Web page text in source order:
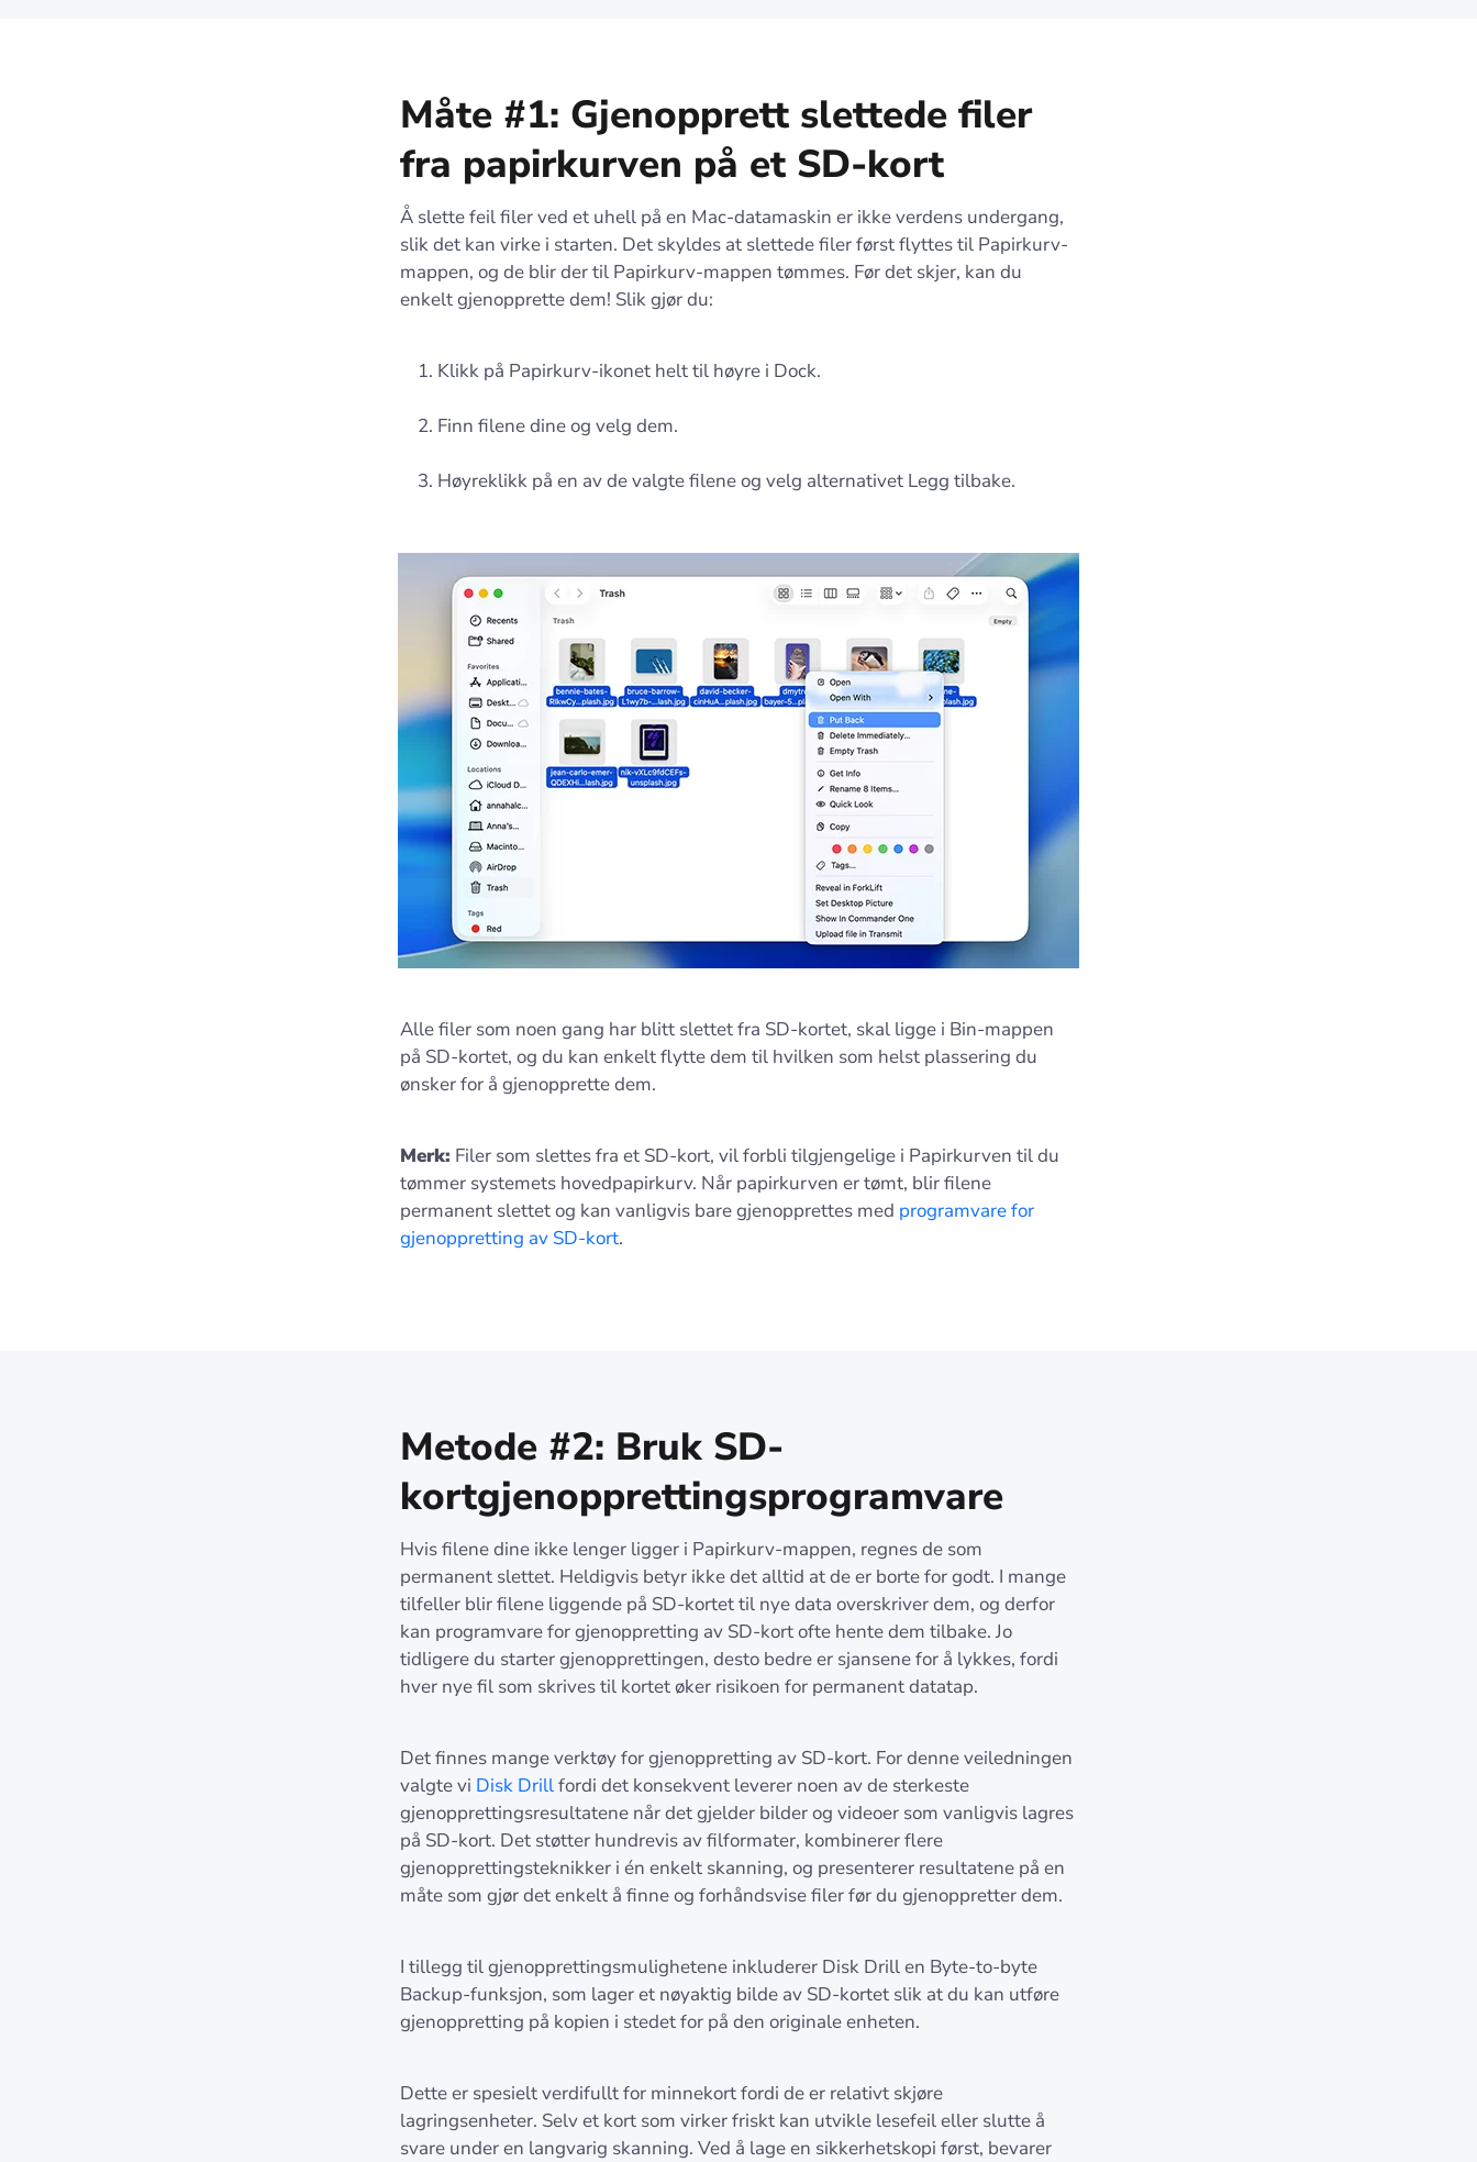
Måte #1: Gjenopprett slettede filer
fra papirkurven på et SD-kort
Å slette feil filer ved et uhell på en Mac-datamaskin er ikke verdens undergang,
slik det kan virke i starten. Det skyldes at slettede filer først flyttes til Papirkurv-
mappen, og de blir der til Papirkurv-mappen tømmes. Før det skjer, kan du
enkelt gjenopprette dem! Slik gjør du:
Klikk på Papirkurv-ikonet helt til høyre i Dock.
Finn filene dine og velg dem.
Høyreklikk på en av de valgte filene og velg alternativet Legg tilbake.
Alle filer som noen gang har blitt slettet fra SD-kortet, skal ligge i Bin-mappen
på SD-kortet, og du kan enkelt flytte dem til hvilken som helst plassering du
ønsker for å gjenopprette dem.
Merk: Filer som slettes fra et SD-kort, vil forbli tilgjengelige i Papirkurven til du
tømmer systemets hovedpapirkurv. Når papirkurven er tømt, blir filene
permanent slettet og kan vanligvis bare gjenopprettes med programvare for
gjenoppretting av SD-kort.
Metode #2: Bruk SD-
kortgjenopprettingsprogramvare
Hvis filene dine ikke lenger ligger i Papirkurv-mappen, regnes de som
permanent slettet. Heldigvis betyr ikke det alltid at de er borte for godt. I mange
tilfeller blir filene liggende på SD-kortet til nye data overskriver dem, og derfor
kan programvare for gjenoppretting av SD-kort ofte hente dem tilbake. Jo
tidligere du starter gjenopprettingen, desto bedre er sjansene for å lykkes, fordi
hver nye fil som skrives til kortet øker risikoen for permanent datatap.
Det finnes mange verktøy for gjenoppretting av SD-kort. For denne veiledningen
valgte vi Disk Drillfordi det konsekvent leverer noen av de sterkeste
gjenopprettingsresultatene når det gjelder bilder og videoer som vanligvis lagres
på SD-kort. Det støtter hundrevis av filformater, kombinerer flere
gjenopprettingsteknikker i én enkelt skanning, og presenterer resultatene på en
måte som gjør det enkelt å finne og forhåndsvise filer før du gjenoppretter dem.
I tillegg til gjenopprettingsmulighetene inkluderer Disk Drill en Byte-to-byte
Backup-funksjon, som lager et nøyaktig bilde av SD-kortet slik at du kan utføre
gjenoppretting på kopien i stedet for på den originale enheten.
Dette er spesielt verdifullt for minnekort fordi de er relativt skjøre
lagringsenheter. Selv et kort som virker friskt kan utvikle lesefeil eller slutte å
svare under en langvarig skanning. Ved å lage en sikkerhetskopi først, bevarer